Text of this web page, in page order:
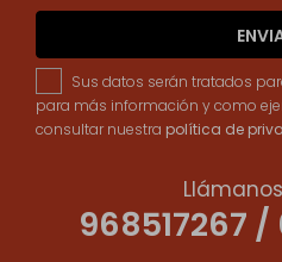
Sus datos serán tratados
para más información y como
consultar nuestra política de
968517267